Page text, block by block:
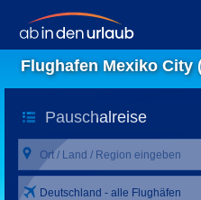
Flughafen Mexiko City
Deutschland - alle Flughäfen